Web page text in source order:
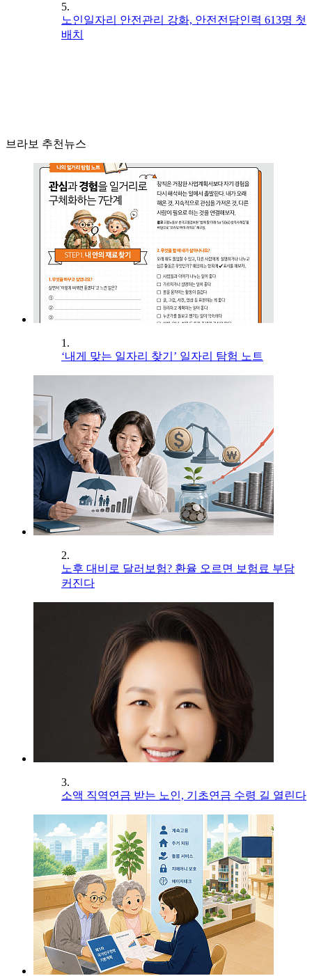
5.
노인일자리 안전관리 강화, 안전전담인력 613명 첫
배치
브라보 추천뉴스
1.
‘내게 맞는 일자리 찾기’ 일자리 탐험 노트
2.
노후 대비로 달러보험? 환율 오르면 보험료 부담
커진다
3.
소액 직역연금 받는 노인, 기초연금 수령 길 열린다